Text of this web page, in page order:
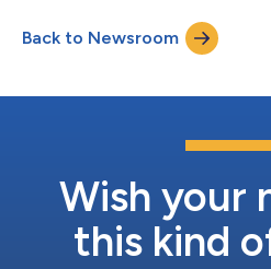
Back to Newsroom
Wish your
this kind